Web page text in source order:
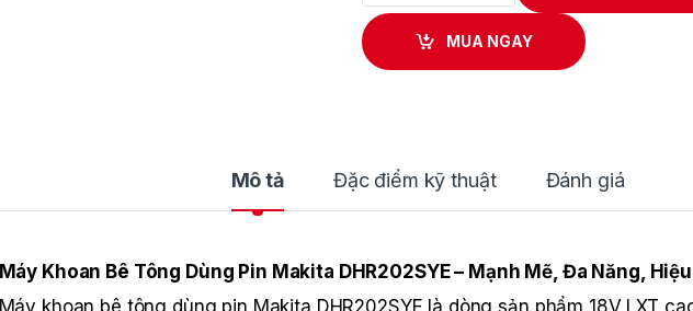
MUA NGAY
Mô tả Đặc điểm kỹ thuật Đánh giá
Máy Khoan Bê Tông Dùng Pin Makita DHR202SYE – Mạnh Mẽ, Đa Năng,